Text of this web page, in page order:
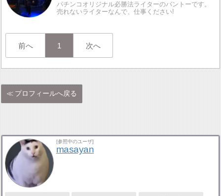
パチンコオリジナル必勝法ライターのバントーです。
売れないライターなんで、仕事ください!
前へ 1 次へ
プロフィールへ戻る
[参照中のユーザ]
masayan